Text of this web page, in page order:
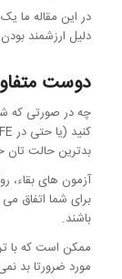
دلیل ارزشمند
دوست
چه در صورتی که
بدترین حالت تان
آزمون های بقاء،
برای شما اتفاق می
باشند.
ممکن است که با
مورد ضرورتا بد